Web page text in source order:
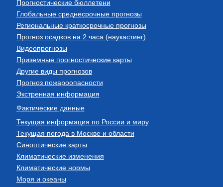
Прогностические бюллетени
Глобальные среднесрочные прогнозы
Региональные краткосрочные прогнозы
Прогноз осадков на 2 часа (наукастинг)
Видеопрогнозы
Приземные прогностические карты
Другие виды прогнозов
Прогноз пожароопасности
Экстренная информация
Фактические данные
Текущая информация по России и миру
Текущая погода в Москве и области
Синоптические карты
Климатические изменения
Климатические нормы
Моря и океаны